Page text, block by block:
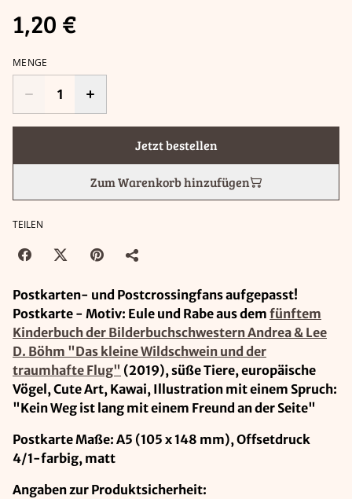
1,20 €
MENGE
Jetzt bestellen
Zum Warenkorb hinzufügen
TEILEN
Postkarten- und Postcrossingfans aufgepasst!
Postkarte - Motiv: Eule und Rabe aus dem fünftem
Kinderbuch der Bilderbuchschwestern Andrea & Lee
D. Böhm "Das kleine Wildschwein und der
traumhafte Flug" (2019), süße Tiere, europäische
Vögel, Cute Art, Kawai, Illustration mit einem Spruch:
"Kein Weg ist lang mit einem Freund an der Seite"
Postkarte Maße: A5 (105 x 148 mm), Offsetdruck
4/1-farbig, matt
Angaben zur Produktsicherheit: